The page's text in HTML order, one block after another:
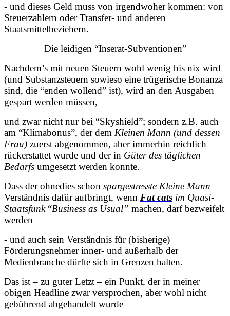
- und dieses Geld muss von irgendwoher kommen: von
Steuerzahlern oder Transfer- und anderen
Staatsmittelbeziehern.
Die leidigen “Inserat-Subventionen”
Nachdem’s mit neuen Steuern wohl wenig bis nix wird
(und Substanzsteuern sowieso eine trügerische Bonanza
sind, die “enden wollend” ist), wird an den Ausgaben
gespart werden müssen,
und zwar nicht nur bei “Skyshield”; sondern z.B. auch
am “Klimabonus”, der dem Kleinen Mann (und dessen
Frau) zuerst abgenommen, aber immerhin reichlich
rückerstattet wurde und der in Güter des täglichen
Bedarfs umgesetzt werden konnte.
Dass der ohnedies schon spargestresste Kleine Mann
Verständnis dafür aufbringt, wenn Fat cats im Quasi-
Staatsfunk“Business as Usual” machen, darf bezweifelt
werden
- und auch sein Verständnis für (bisherige)
Förderungsnehmer inner- und außerhalb der
Medienbranche dürfte sich in Grenzen halten.
Das ist – zu guter Letzt – ein Punkt, der in meiner
obigen Headline zwar versprochen, aber wohl nicht
gebührend abgehandelt wurde